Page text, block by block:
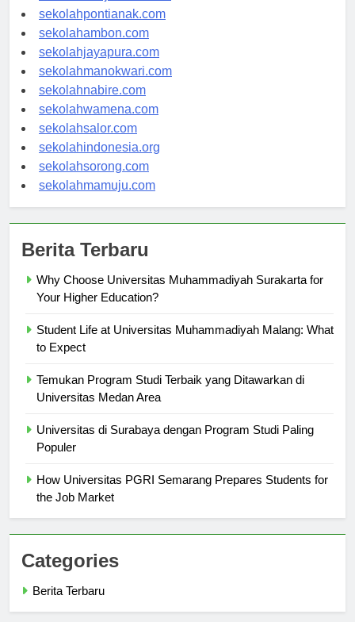
sekolahbanjarbaru.com
sekolahpontianak.com
sekolahambon.com
sekolahjayapura.com
sekolahmanokwari.com
sekolahnabire.com
sekolahwamena.com
sekolahsalor.com
sekolahindonesia.org
sekolahsorong.com
Why Choose Universitas Muhammadiyah Surakarta for
Student Life at Universitas Muhammadiyah Malang: What
Temukan Program Studi Terbaik yang Ditawarkan di
Universitas di Surabaya dengan Program Studi Paling
How Universitas PGRI Semarang Prepares Students for
Categories